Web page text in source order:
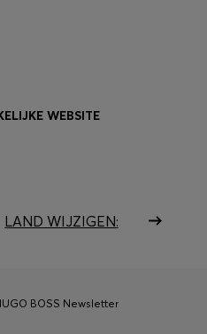
WEBSITE
LAND WIJZIGEN:
BOSS Newsletter